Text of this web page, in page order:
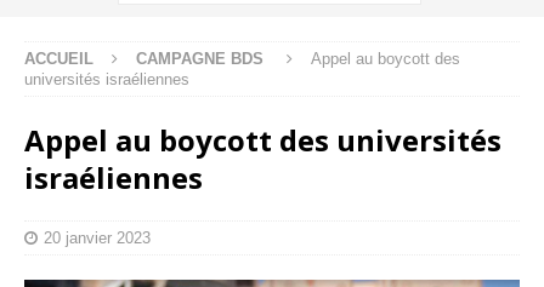
ACCUEIL CAMPAGNE BDS
Appel au boycott des
universités israéliennes
Appel au boycott des universités
israéliennes
20 janvier 2023